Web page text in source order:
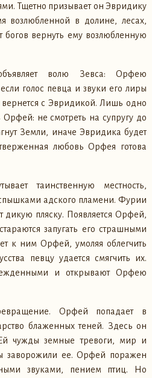
Тщетно призывает он Эвридику
возлюбленной в долине, лесах,
вернуть ему возлюбленную
волю Зевса: Орфею
голос певца и звуки его лиры
вернется с Эвридикой. Лишь одно
не смотреть на супругу до
Земли, иначе Эвридика будет
любовь Орфея готова
таинственную местность,
адского пламени. Фурии
дикую пляску. Появляется Орфей,
запугать его страшными
к ним Орфей, умоляя облегчить
певцу удается смягчить их.
и открывают Орфею
Орфей попадает в
блаженных теней. Здесь он
чужды земные тревоги, мир и
заворожили ее. Орфей поражен
звуками, пением птиц. Но